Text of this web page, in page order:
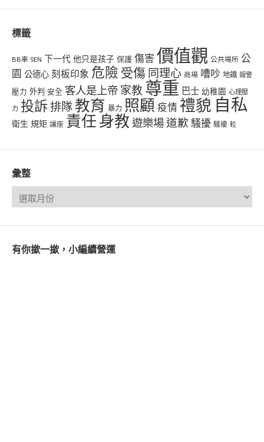
標籤
BB車 SEN 下一代 他只是孩子 保護 傷害 價值觀 公共場所 公
園 公德心 刻板印象 危險 受傷 同理心 商場 嘈吵 地鐵 報警
壓力 外判 安全 客人是上帝 家教 尊重 巴士 幼稚園 心理壓
力 投訴排隊 教育 暴力 照顧 疫情 禮貌 自私
衛生 規矩 讓座 責任 身教 遊樂場道歉 騷擾 騷擾 𨋢
彙整
有你撳一撳，小編續營運